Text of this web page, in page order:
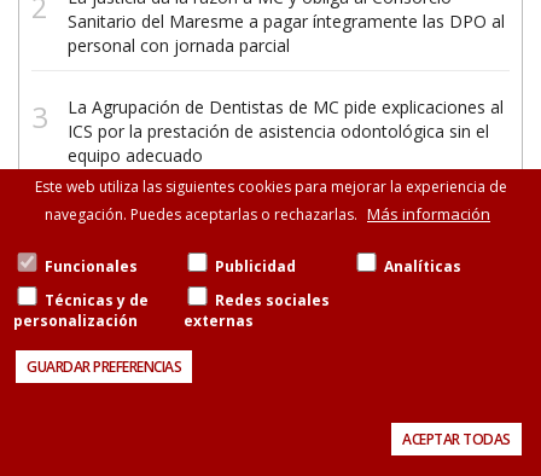
Sanitario del Maresme a pagar íntegramente las DPO al
personal con jornada parcial
La Agrupación de Dentistas de MC pide explicaciones al
ICS por la prestación de asistencia odontológica sin el
equipo adecuado
©Metges de CatalunyaConsell de Cent, 471-475, esc.B entresuelo, 08013
Barcelona 93 265 11 77 · 93 585 13 88
Este web utiliza las siguientes cookies para mejorar la experiencia de
navegación. Puedes aceptarlas o rechazarlas. Más información
Funcionales Publicidad
Analíticas
Técnicas y de
personalización
Redes sociales
externas
GUARDAR PREFERENCIAS
ACEPTAR TODAS